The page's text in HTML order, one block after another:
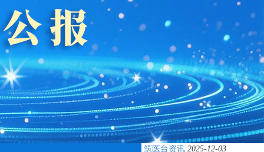
筑医台资讯 2025-12-03